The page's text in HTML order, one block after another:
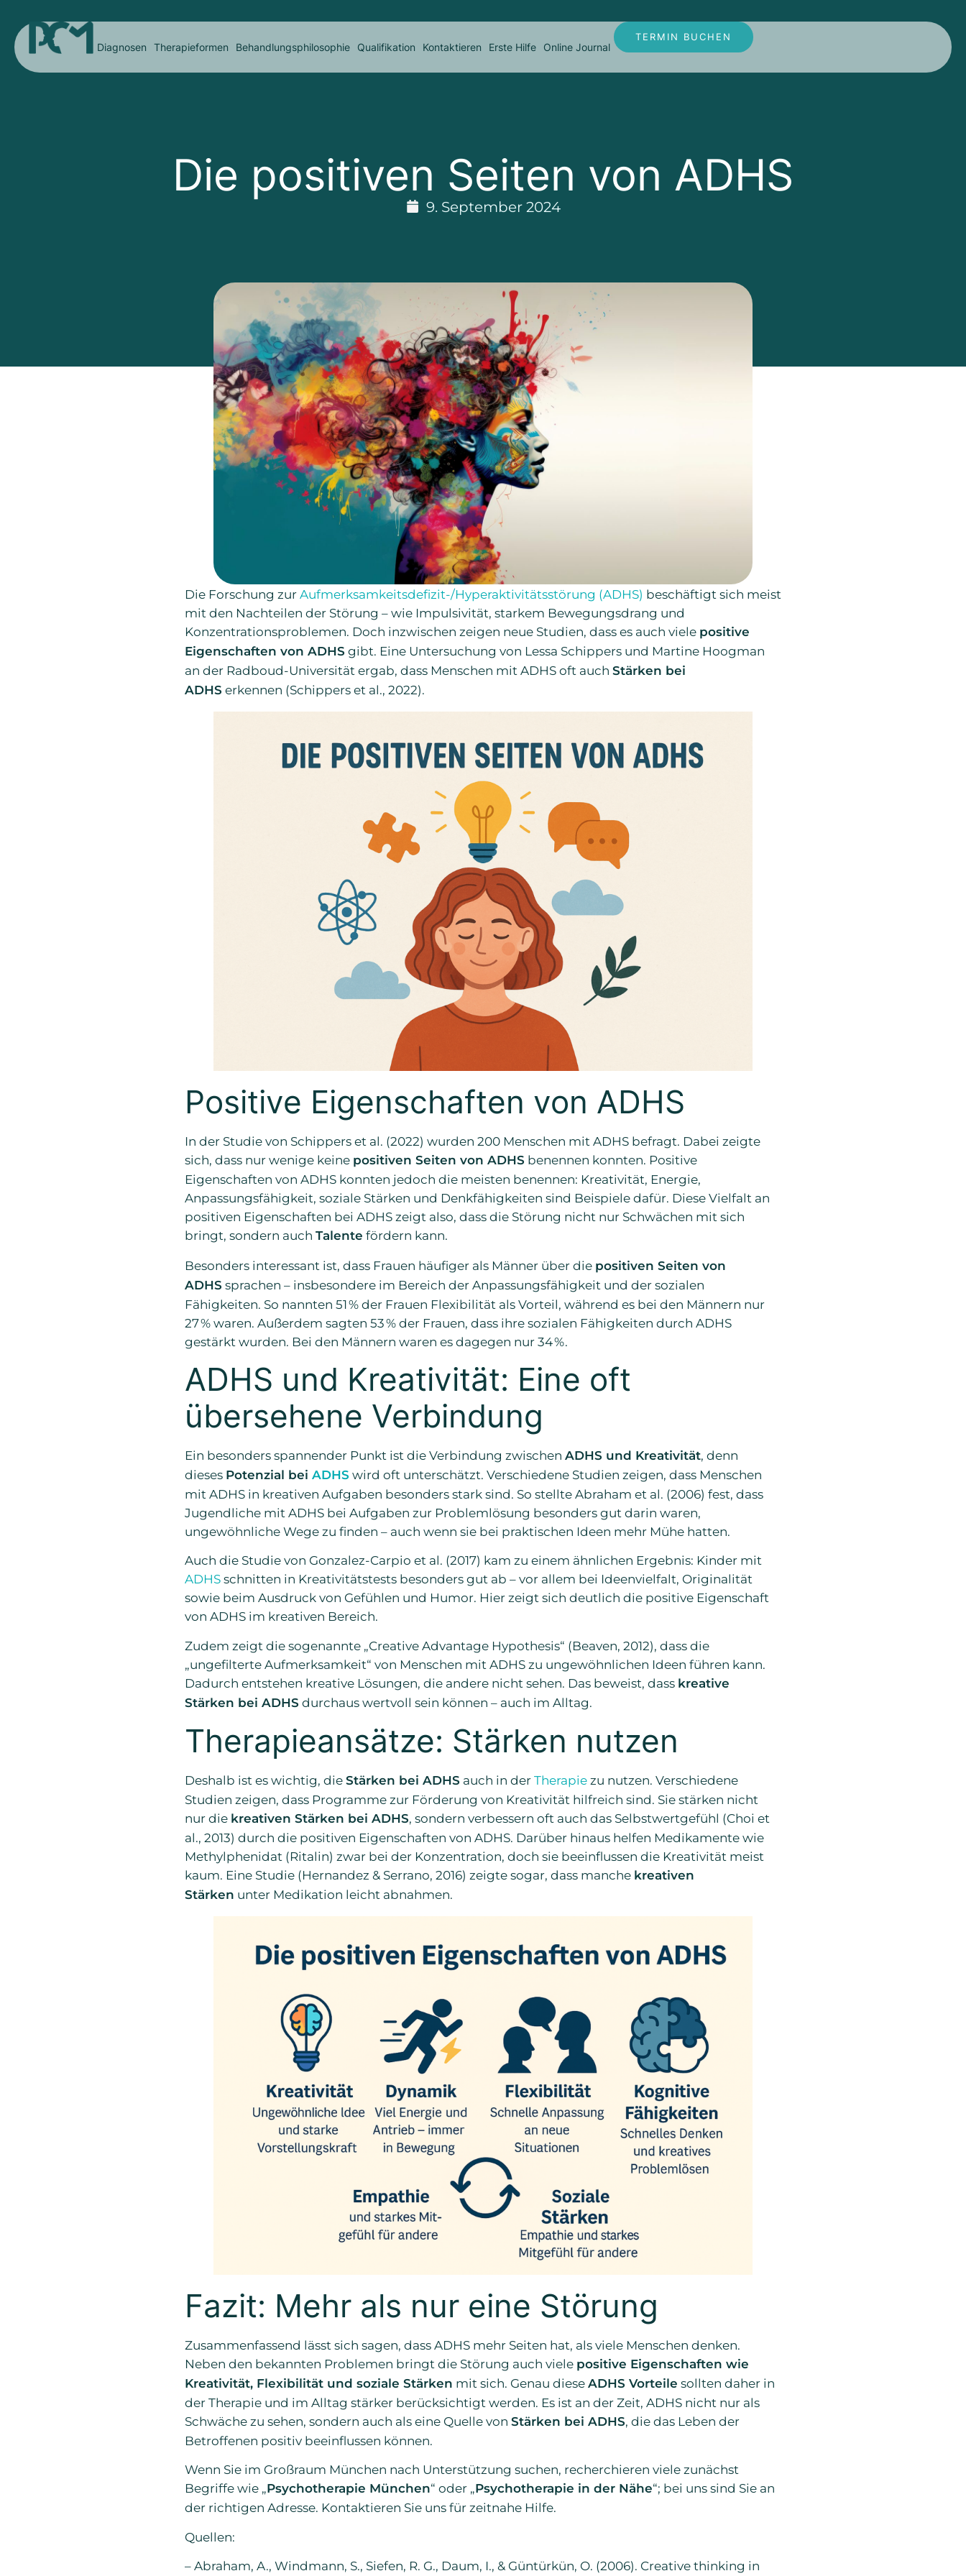
Diagnosen Therapieformen Behandlungsphilosophie Qualifikation Kontaktieren Erste Hilfe Online Journal
TERMIN BUCHEN
Die positiven Seiten von ADHS
9. September 2024
Die Forschung zurAufmerksamkeitsdefizit-/Hyperaktivitätsstörung (ADHS) beschäftigt sich meist
mit den Nachteilen der Störung – wie Impulsivität, starkem Bewegungsdrang und
Konzentrationsproblemen. Doch inzwischen zeigen neue Studien, dass es auch viele positive
Eigenschaften von ADHS gibt. Eine Untersuchung von Lessa Schippers und Martine Hoogman
an der Radboud-Universität ergab, dass Menschen mit ADHS oft auch Stärken bei
ADHS erkennen (Schippers et al., 2022).
Positive Eigenschaften von ADHS
In der Studie von Schippers et al. (2022) wurden 200 Menschen mit ADHS befragt. Dabei zeigte
sich, dass nur wenige keine positiven Seiten von ADHS benennen konnten. Positive
Eigenschaften von ADHS konnten jedoch die meisten benennen: Kreativität, Energie,
Anpassungsfähigkeit, soziale Stärken und Denkfähigkeiten sind Beispiele dafür. Diese Vielfalt an
positiven Eigenschaften bei ADHS zeigt also, dass die Störung nicht nur Schwächen mit sich
bringt, sondern auch Talente fördern kann.
Besonders interessant ist, dass Frauen häufiger als Männer über die positiven Seiten von
ADHS sprachen – insbesondere im Bereich der Anpassungsfähigkeit und der sozialen
Fähigkeiten. So nannten 51 % der Frauen Flexibilität als Vorteil, während es bei den Männern nur
27 % waren. Außerdem sagten 53 % der Frauen, dass ihre sozialen Fähigkeiten durch ADHS
gestärkt wurden. Bei den Männern waren es dagegen nur 34 %.
ADHS und Kreativität: Eine oft
übersehene Verbindung
Ein besonders spannender Punkt ist die Verbindung zwischen ADHS und Kreativität, denn
dieses Potenzial bei ADHS wird oft unterschätzt. Verschiedene Studien zeigen, dass Menschen
mit ADHS in kreativen Aufgaben besonders stark sind. So stellte Abraham et al. (2006) fest, dass
Jugendliche mit ADHS bei Aufgaben zur Problemlösung besonders gut darin waren,
ungewöhnliche Wege zu finden – auch wenn sie bei praktischen Ideen mehr Mühe hatten.
Auch die Studie von Gonzalez-Carpio et al. (2017) kam zu einem ähnlichen Ergebnis: Kinder mit
ADHSschnitten in Kreativitätstests besonders gut ab – vor allem bei Ideenvielfalt, Originalität
sowie beim Ausdruck von Gefühlen und Humor. Hier zeigt sich deutlich die positive Eigenschaft
von ADHS im kreativen Bereich.
Zudem zeigt die sogenannte „Creative Advantage Hypothesis“ (Beaven, 2012), dass die
„ungefilterte Aufmerksamkeit“ von Menschen mit ADHS zu ungewöhnlichen Ideen führen kann.
Dadurch entstehen kreative Lösungen, die andere nicht sehen. Das beweist, dass kreative
Stärken bei ADHS durchaus wertvoll sein können – auch im Alltag.
Therapieansätze: Stärken nutzen
Deshalb ist es wichtig, dieStärken bei ADHS auch in derTherapiezu nutzen. Verschiedene
Studien zeigen, dass Programme zur Förderung von Kreativität hilfreich sind. Sie stärken nicht
nur die kreativen Stärken bei ADHS, sondern verbessern oft auch das Selbstwertgefühl (Choi et
al., 2013) durch die positiven Eigenschaften von ADHS. Darüber hinaus helfen Medikamente wie
Methylphenidat (Ritalin) zwar bei der Konzentration, doch sie beeinflussen die Kreativität meist
kaum. Eine Studie (Hernandez & Serrano, 2016) zeigte sogar, dass manche kreativen
Stärken unter Medikation leicht abnahmen.
Fazit: Mehr als nur eine Störung
Zusammenfassend lässt sich sagen, dass ADHS mehr Seiten hat, als viele Menschen denken.
Neben den bekannten Problemen bringt die Störung auch viele positive Eigenschaften wie
Kreativität, Flexibilität und soziale Stärken mit sich. Genau dieseADHS Vorteile sollten daher in
der Therapie und im Alltag stärker berücksichtigt werden. Es ist an der Zeit, ADHS nicht nur als
Schwäche zu sehen, sondern auch als eine Quelle von Stärken bei ADHS, die das Leben der
Betroffenen positiv beeinflussen können.
Wenn Sie im Großraum München nach Unterstützung suchen, recherchieren viele zunächst
Begriffe wie „Psychotherapie München“ oder „Psychotherapie in der Nähe“; bei uns sind Sie an
der richtigen Adresse. Kontaktieren Sie uns für zeitnahe Hilfe.
Quellen:
– Abraham, A., Windmann, S., Siefen, R. G., Daum, I., & Güntürkün, O. (2006). Creative thinking in